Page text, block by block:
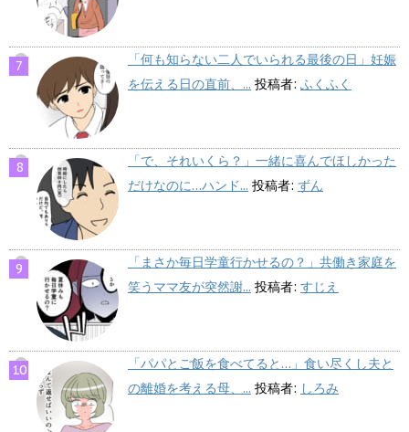
「何も知らない二人でいられる最後の日」妊娠
を伝える日の直前、... 投稿者: ふくふく
「で、それいくら？」一緒に喜んでほしかった
だけなのに…ハンド... 投稿者: ずん
「まさか毎日学童行かせるの？」共働き家庭を
笑うママ友が突然謝... 投稿者: すじえ
「パパとご飯を食べてると…」食い尽くし夫と
の離婚を考える母、... 投稿者: しろみ